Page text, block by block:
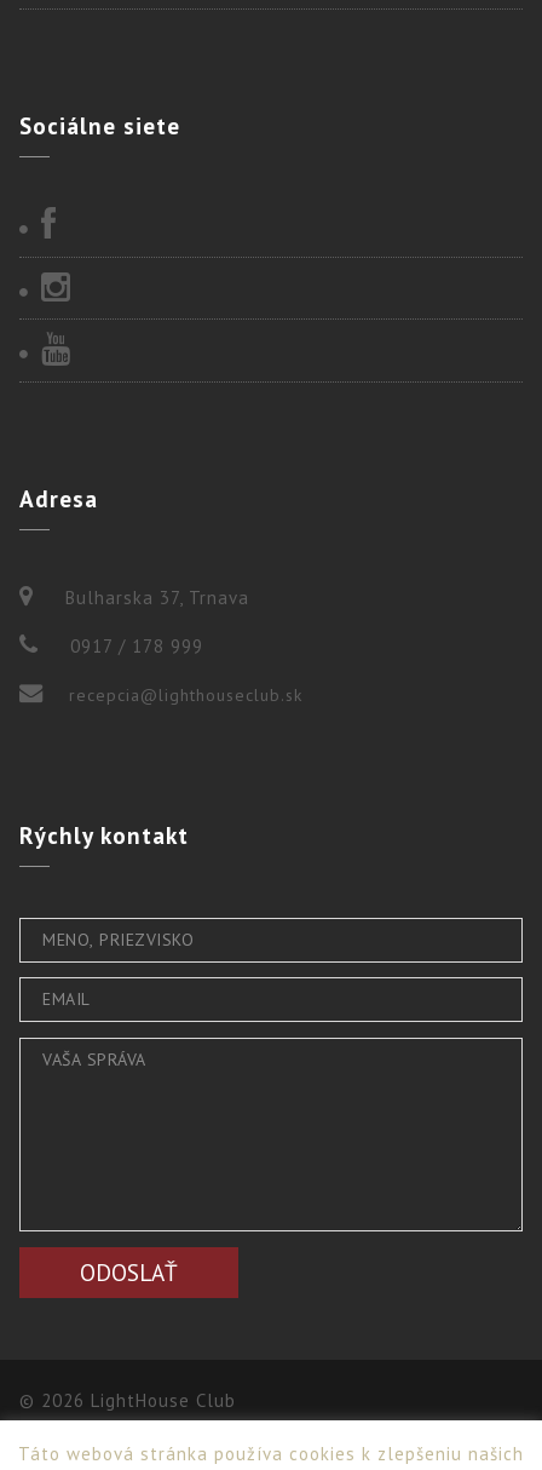
Sociálne siete
Adresa
Bulharska 37, Trnava
0917 / 178 999
recepcia@lighthouseclub.sk
Rýchlykontakt
© 2026 LightHouse Club
Táto webová stránka používa cookies k zlepšeniu našich